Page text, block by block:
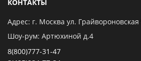
КОНТАКТЫ
Адрес: г. Москва ул. Грайвороновская
Шоу-рум: Артюхиной д.4
8(800)777-31-47